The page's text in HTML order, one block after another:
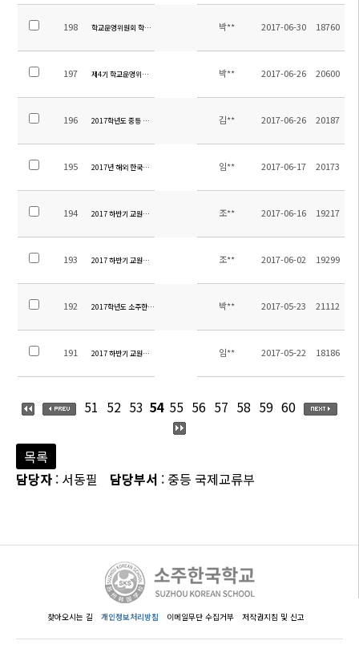
198 학교운영위원회 학부모위원 선출 공고 박** 2017-06-30 18760
197 제4기 학교운영위원회 보궐선거 계획 박** 2017-06-26 20600
196 2017학년도 중등 수학여행 일정 및 계획 김** 2017-06-26 20187
195 2017년 해외 한국사능력검정 특별시험 실시 안내
임** 2017-06-17 20173
194 2017 하반기 교원채용 최종합격자 발표 조** 2017-06-16 19217
193 2017 하반기 교원채용 서류심사 합격자 발표 조** 2017-06-02 19299
192 2017학년도 소주한국학교 중등 수학여행 용역업체 선정 입찰 재공고(긴급)
박** 2017-05-23 21112
191 2017 하반기 교원선발 공고(2차 접수기간 연장)임** 2017-05-22 18186
51 52 53 54 55 56 57 58 59 60
목록
담당자 : 서동필 담당부서 : 중등 국제교류부
찾아오시는 길 개인정보처리방침 이메일무단 수집거부 저작권지침 및 신고